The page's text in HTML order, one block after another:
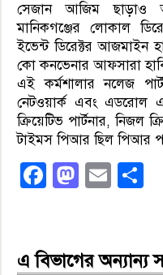
সেজান আজিম ছাড়াও
মানিকগঞ্জের লোকাল
ইভেন্ট ডিরেক্টর আজমাইন
কো কনভেনার আফসারা
এই কর্মশালার নলেজ
নেটওয়ার্ক এবং এডরোল
ক্রিয়েটিভ পার্টনার, নিজল
টাইমস পিআর ছিল পিআর
Facebook
Email
এ বিভাগের অন্যান্য